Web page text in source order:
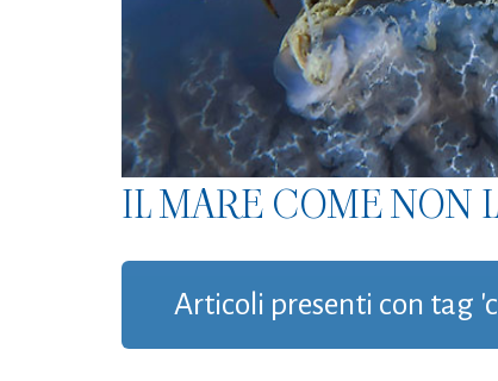
IL MARE COME NON
Articoli presenti con tag